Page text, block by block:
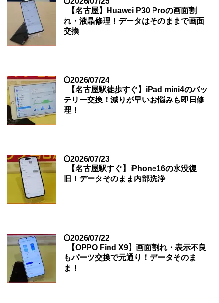
【名古屋】Huawei P30 Proの画面割
れ・液晶修理！データはそのままで画面
交換
2026/07/24
【名古屋駅徒歩すぐ】iPad mini4のバッ
テリー交換！減りが早いお悩みも即日修
理！
2026/07/23
【名古屋駅すぐ】iPhone16の水没復
旧！データそのまま内部洗浄
2026/07/22
【OPPO Find X9】画面割れ・表示不良
もパーツ交換で元通り！データそのま
ま！